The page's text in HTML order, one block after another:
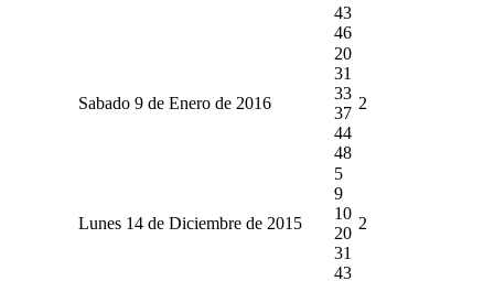
43
46
Sabado 9 de Enero de 2016
20
31
33
37
44
48
2
Lunes 14 de Diciembre de 2015
5
9
10
20
31
43
2